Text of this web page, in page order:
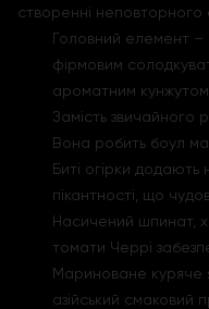
створенні неповторного
Головний елемент –
фірмовим
ароматним
Замість звичайного
Вона робить боул
Биті огірки додають
пікантності, що
Насичений шпинат,
томати Черрі
Мариноване куряче
азійський